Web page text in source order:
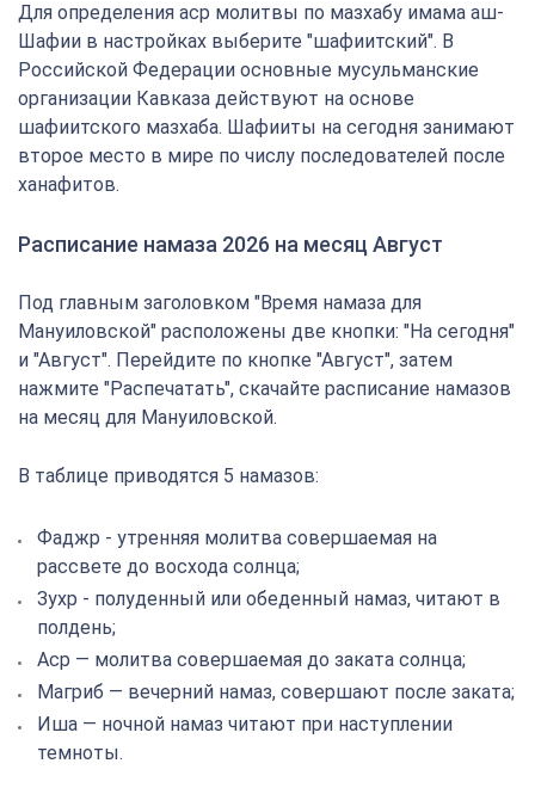
Для определения аср молитвы по мазхабу имама аш-
Шафии в настройках выберите "шафиитский". В
Российской Федерации основные мусульманские
организации Кавказа действуют на основе
шафиитского мазхаба. Шафииты на сегодня занимают
второе место в мире по числу последователей после
ханафитов.
Расписание намаза 2026 на месяц Август
Под главным заголовком "Время намаза для
Мануиловской" расположены две кнопки: "На сегодня"
и "Август". Перейдите по кнопке "Август", затем
нажмите "Распечатать", скачайте расписание намазов
на месяц для Мануиловской.
В таблице приводятся 5 намазов:
Фаджр - утренняя молитва совершаемая на
рассвете до восхода солнца;
Зухр - полуденный или обеденный намаз, читают в
полдень;
Аср — молитва совершаемая до заката солнца;
Магриб — вечерний намаз, совершают после заката;
Иша — ночной намаз читают при наступлении
темноты.